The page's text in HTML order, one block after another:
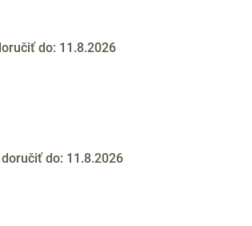
do: 11.8.2026
do: 11.8.2026